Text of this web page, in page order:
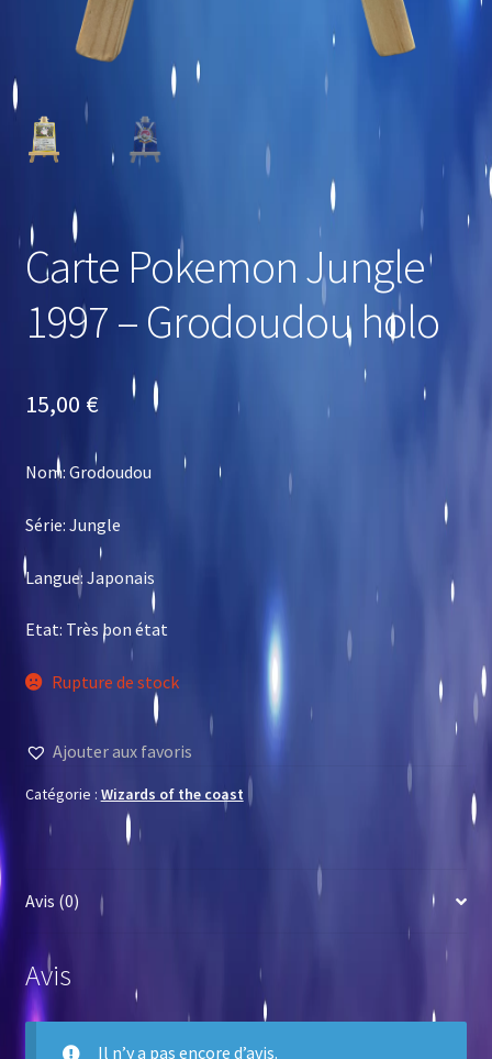
Carte Pokemon Jungle
1997 – Grodoudou holo
15,00 €
Nom: Grodoudou
Série: Jungle
Langue: Japonais
Etat: Très bon état
Rupture de stock
Ajouter aux favoris
Catégorie : Wizards of the coast
Avis (0)
Avis
Il n’y a pas encore d’avis.